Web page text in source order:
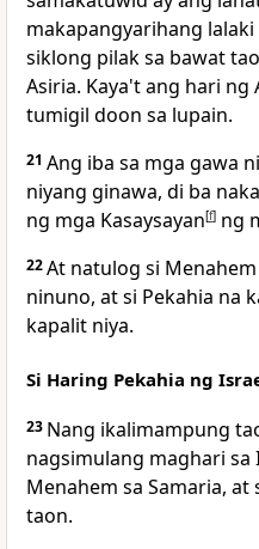
makapangyarihang
siklong pilak sa bawat
Asiria. Kaya't ang hari
tumigil doon sa lupain.
21 Ang iba sa mga gawa
niyang ginawa, di ba
ng mga Kasaysayan[f] ng
22At natulog si
ninuno, at si Pekahia na
kapalit niya.
Si Haring Pekahia ng
23 Nang ikalimampung
nagsimulang maghari sa
Menahem sa Samaria,
taon.